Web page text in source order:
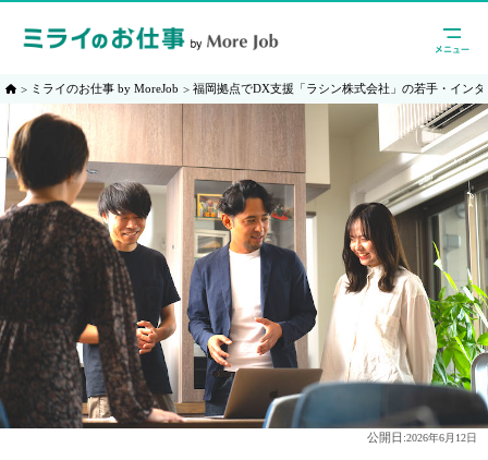
ミライのお仕事 by MoreJob 福岡拠点でDX支援「ラシン株式会社」の若手・イン
公開日:2026年6月12日